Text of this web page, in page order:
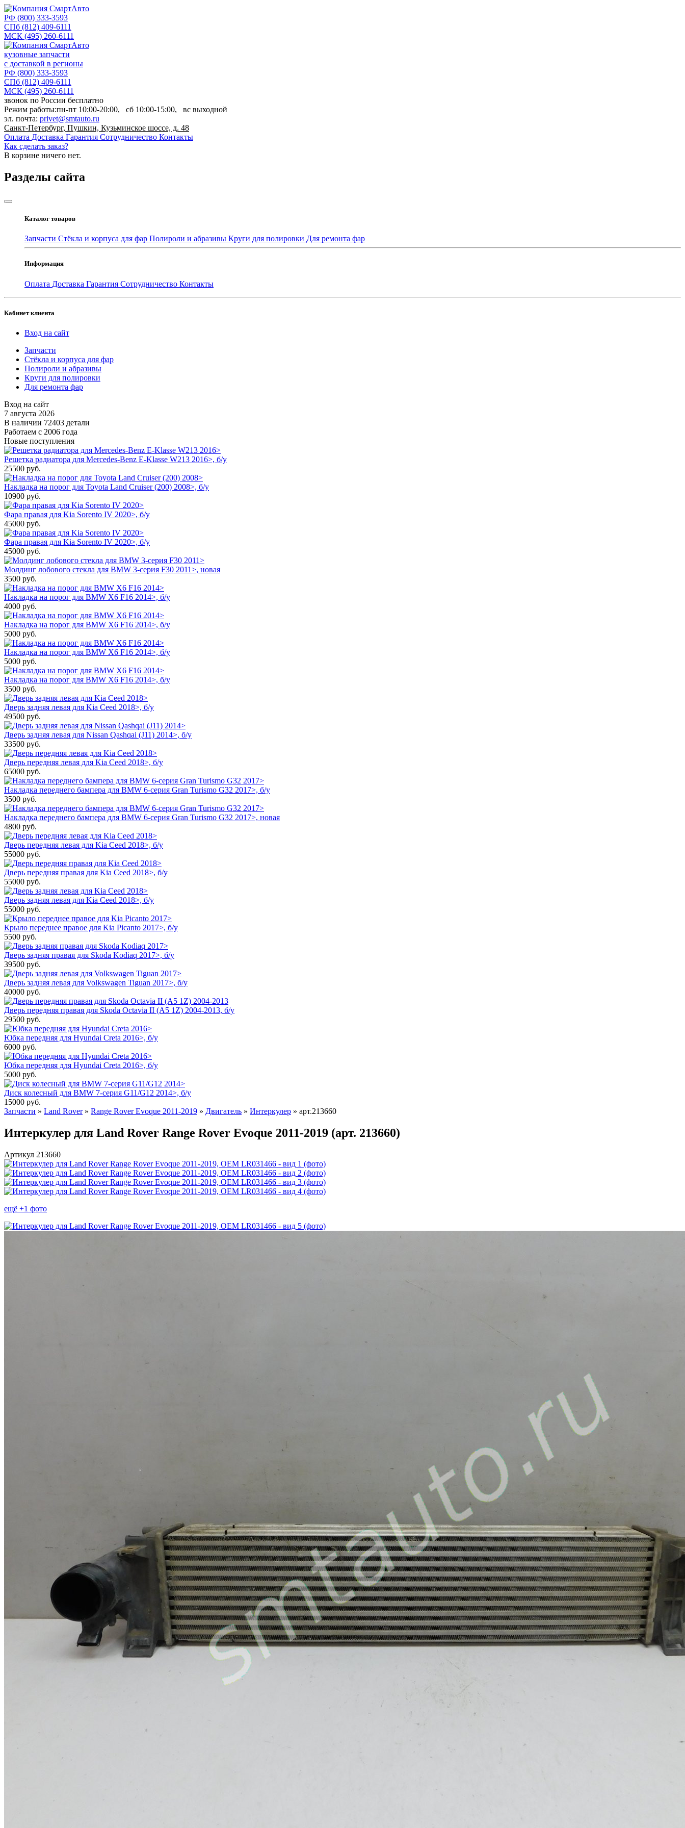
РФ (800) 333-3593
СПб (812) 409-6111
МСК (495) 260-6111
кузовные запчасти
с доставкой в регионы
РФ (800) 333-3593
СПб (812) 409-6111
МСК (495) 260-6111
звонок по России бесплатно
Режим работы:пн-пт 10:00-20:00, сб 10:00-15:00, вс выходной
эл. почта: privet@smtauto.ru
Санкт-Петербург, Пушкин, Кузьминское шоссе, д. 48
Оплата Доставка Гарантия Сотрудничество Контакты
Как сделать заказ?
В корзине ничего нет.
Разделы сайта
Каталог товаров
Запчасти Стёкла и корпуса для фар Полироли и абразивы Круги для полировки Для ремонта фар
Информация
Оплата Доставка Гарантия Сотрудничество Контакты
Кабинет клиента
Вход на сайт
Запчасти
Стёкла и корпуса для фар
Полироли и абразивы
Круги для полировки
Для ремонта фар
Вход на сайт
7 августа 2026
В наличии 72403 детали
Работаем с 2006 года
Новые поступления
Решетка радиатора для Mercedes-Benz E-Klasse W213 2016>, б/у
25500 руб.
Накладка на порог для Toyota Land Cruiser (200) 2008>, б/у
10900 руб.
Фара правая для Kia Sorento IV 2020>, б/у
45000 руб.
Фара правая для Kia Sorento IV 2020>, б/у
45000 руб.
Молдинг лобового стекла для BMW 3-серия F30 2011>, новая
3500 руб.
Накладка на порог для BMW X6 F16 2014>, б/у
4000 руб.
Накладка на порог для BMW X6 F16 2014>, б/у
5000 руб.
Накладка на порог для BMW X6 F16 2014>, б/у
5000 руб.
Накладка на порог для BMW X6 F16 2014>, б/у
3500 руб.
Дверь задняя левая для Kia Ceed 2018>, б/у
49500 руб.
Дверь задняя левая для Nissan Qashqai (J11) 2014>, б/у
33500 руб.
Дверь передняя левая для Kia Ceed 2018>, б/у
65000 руб.
Накладка переднего бампера для BMW 6-серия Gran Turismo G32 2017>, б/у
3500 руб.
Накладка переднего бампера для BMW 6-серия Gran Turismo G32 2017>, новая
4800 руб.
Дверь передняя левая для Kia Ceed 2018>, б/у
55000 руб.
Дверь передняя правая для Kia Ceed 2018>, б/у
55000 руб.
Дверь задняя левая для Kia Ceed 2018>, б/у
55000 руб.
Крыло переднее правое для Kia Picanto 2017>, б/у
5500 руб.
Дверь задняя правая для Skoda Kodiaq 2017>, б/у
39500 руб.
Дверь задняя левая для Volkswagen Tiguan 2017>, б/у
40000 руб.
Дверь передняя правая для Skoda Octavia II (A5 1Z) 2004-2013, б/у
29500 руб.
Юбка передняя для Hyundai Creta 2016>, б/у
6000 руб.
Юбка передняя для Hyundai Creta 2016>, б/у
5000 руб.
Диск колесный для BMW 7-серия G11/G12 2014>, б/у
15000 руб.
Запчасти » Land Rover » Range Rover Evoque 2011-2019 » Двигатель » Интеркулер » арт.213660
Интеркулер для Land Rover Range Rover Evoque 2011-2019 (арт. 213660)
Артикул 213660
ещё +1 фото